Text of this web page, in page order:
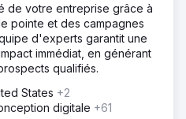
de votre entreprise grâce à
pointe et des campagnes
d'experts garantit une
immédiat, en générant
qualifiés.
States +2
digitale +61